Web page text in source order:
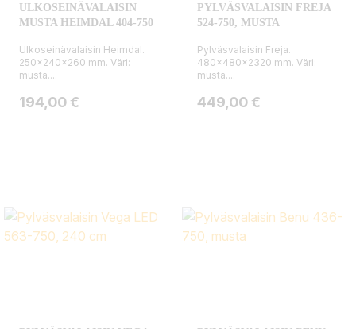
ULKOSEINÄVALAISIN
MUSTA HEIMDAL 404-750
Ulkoseinävalaisin Heimdal.
250x240x260 mm. Väri:
musta....
Hinta
194,00 €
PYLVÄSVALAISIN FREJA
524-750, MUSTA
Pylväsvalaisin Freja.
480x480x2320 mm. Väri:
musta....
Hinta
449,00 €